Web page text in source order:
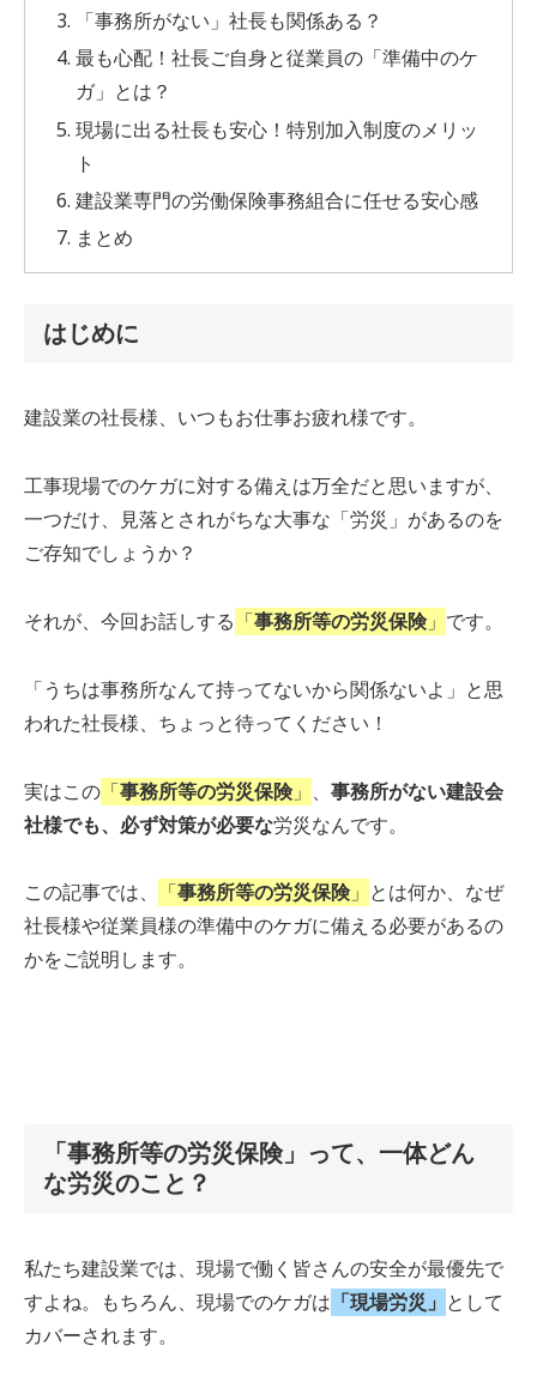
「事務所がない」社長も関係ある？
最も心配！社長ご自身と従業員の「準備中のケ
ガ」とは？
現場に出る社長も安心！特別加入制度のメリッ
ト
建設業専門の労働保険事務組合に任せる安心感
まとめ
はじめに
建設業の社長様、いつもお仕事お疲れ様です。
工事現場でのケガに対する備えは万全だと思いますが、
一つだけ、見落とされがちな大事な「労災」があるのを
ご存知でしょうか？
それが、今回お話しする 「事務所等の労災保険」 です。
「うちは事務所なんて持ってないから関係ないよ」と思
われた社長様、ちょっと待ってください！
実はこの 「事務所等の労災保険」 、 事務所がない建設会
社様でも、必ず対策が必要な労災なんです。
この記事では、 「事務所等の労災保険」 とは何か、なぜ
社長様や従業員様の準備中のケガに備える必要があるの
かをご説明します。
「事務所等の労災保険」って、一体どん
な労災のこと？
私たち建設業では、現場で働く皆さんの安全が最優先で
すよね。もちろん、現場でのケガは 「現場労災」 として
カバーされます。